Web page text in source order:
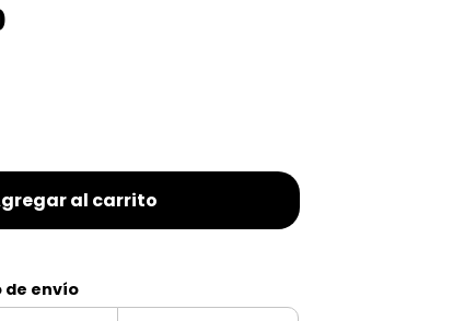
al carrito
de envío